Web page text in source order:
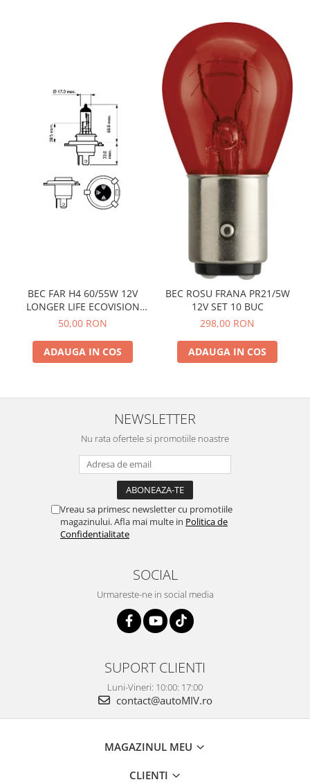
BEC FAR H4 60/55W 12V
LONGER LIFE ECOVISION
PHILIPS
50,00 RON
ADAUGA IN COS
BEC ROSU FRANA PR21/5W
12V SET 10 BUC
298,00 RON
ADAUGA IN COS
NEWSLETTER
Nu rata ofertele si promotiile noastre
Vreau sa primesc newsletter cu promotiile
magazinului. Afla mai multe in Politica de
Confidentialitate
SOCIAL
Urmareste-ne in social media
SUPORT CLIENTI
Luni-Vineri: 10:00: 17:00
contact@autoMIV.ro
MAGAZINUL MEU
CLIENTI